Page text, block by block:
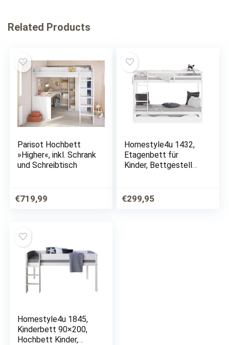
Related Products
Parisot Hochbett
»Higher«, inkl. Schrank
und Schreibtisch
€719,99
Homestyle4u 1432,
Etagenbett für
Kinder, Bettgestell
Massivholz Kiefer,
Weiß, 90×200 cm
€299,95
Homestyle4u 1845,
Kinderbett 90×200,
Hochbett Kinder,